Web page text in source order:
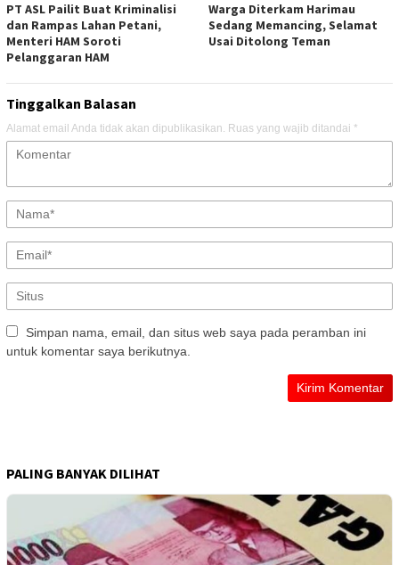
PT ASL Pailit Buat Kriminalisi
dan Rampas Lahan Petani,
Menteri HAM Soroti
Pelanggaran HAM
Warga Diterkam Harimau
Sedang Memancing, Selamat
Usai Ditolong Teman
Tinggalkan Balasan
Alamat email Anda tidak akan dipublikasikan. Ruas yang wajib ditandai *
Simpan nama, email, dan situs web saya pada peramban ini
untuk komentar saya berikutnya.
PALING BANYAK DILIHAT